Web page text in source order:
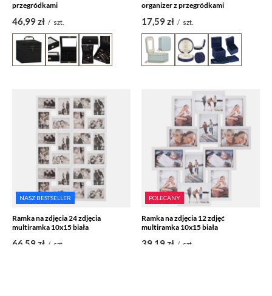
przegródkami
46,99 zł / szt.
organizer z przegródkami
17,59 zł / szt.
NASZ BESTSELLER
Ramka na zdjęcia 24 zdjęcia
multiramka 10x15 biała
66,59 zł / szt.
POLECANY
Ramka na zdjęcia 12 zdjęć
multiramka 10x15 biała
39,19 zł / szt.